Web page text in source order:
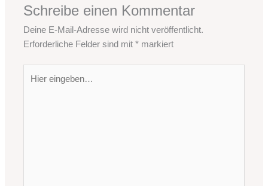
Schreibe einen Kommentar
Deine E-Mail-Adresse wird nicht veröffentlicht.
Erforderliche Felder sind mit* markiert
eingeben…